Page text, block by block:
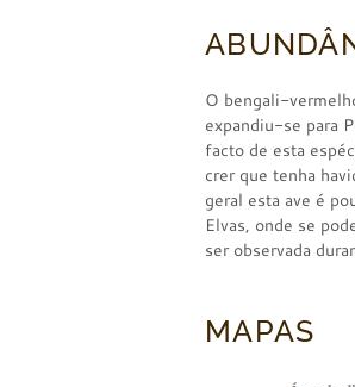
O bengali-
expandiu-se para
facto de esta
crer que tenha
geral esta ave é
Elvas, onde se
ser observada
MAPAS